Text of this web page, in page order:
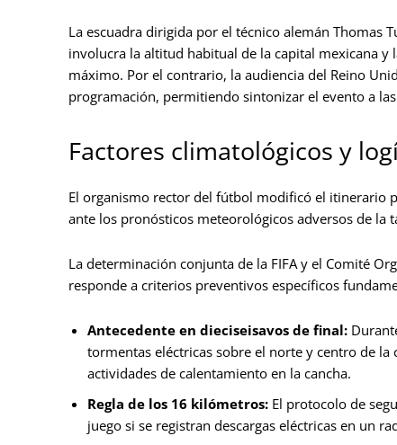
La escuadra dirigida por el técnico alemán Thomas
involucra la altitud habitual de la capital mexicana
máximo. Por el contrario, la audiencia del Reino
programación, permitiendo sintonizar el evento a
Factores climatológicos y
El organismo rector del fútbol modificó el itinerario
ante los pronósticos meteorológicos adversos de la
La determinación conjunta de la FIFA y el Comité
responde a criterios preventivos específicos
Antecedente en dieciseisavos de final:
tormentas eléctricas sobre el norte y centro de
actividades de calentamiento en la cancha.
Regla de los 16 kilómetros: El protocolo de
juego si se registran descargas eléctricas en un